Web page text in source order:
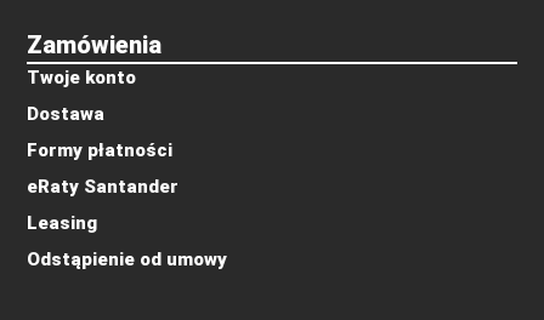
Zamówienia
Twoje konto
Dostawa
Formy płatności
eRaty Santander
Leasing
Odstąpienie od umowy